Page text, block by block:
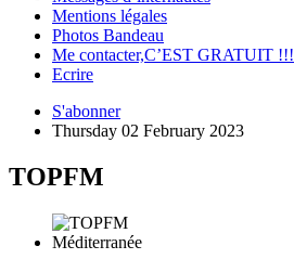
Mentions légales
Photos Bandeau
Me contacter,C’EST GRATUIT !!!
Ecrire
S'abonner
Thursday 02 February 2023
TOPFM